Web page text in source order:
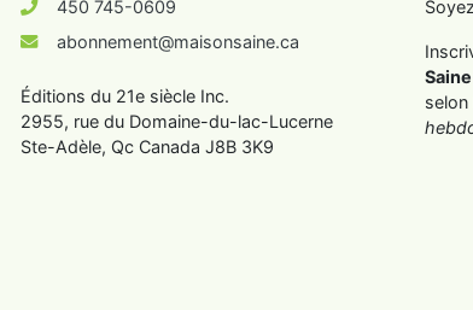
450 745-0609
abonnement@maisonsaine.ca
Éditions du 21e siècle Inc.
2955, rue du Domaine-du-lac-Lucerne
Ste-Adèle, Qc Canada J8B 3K9
Saine